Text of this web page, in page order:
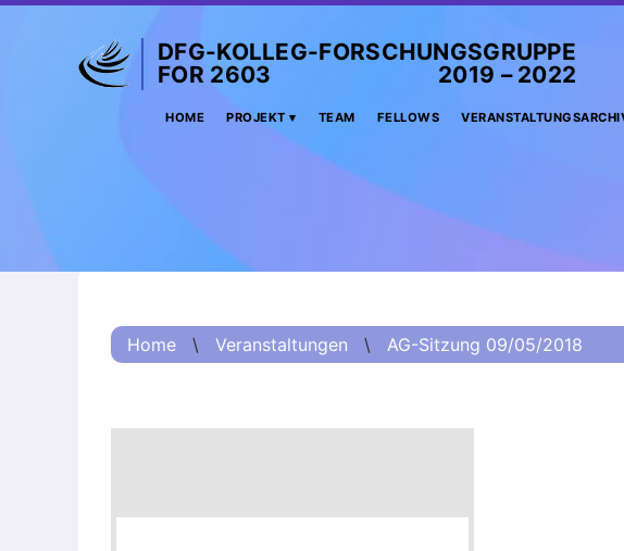
О проекте (Beschreibung
项目简介 (Beschreibung
Chinesisch)
Fellows
Publikationen
DFG-KOLLEG-FORSCHUNGSGRUPPE
FOR 2603 2019 – 2022
HOME PROJEKT TEAM FELLOWS
Home \ Veranstaltungen \ AG-Sitzung 09/05/2018